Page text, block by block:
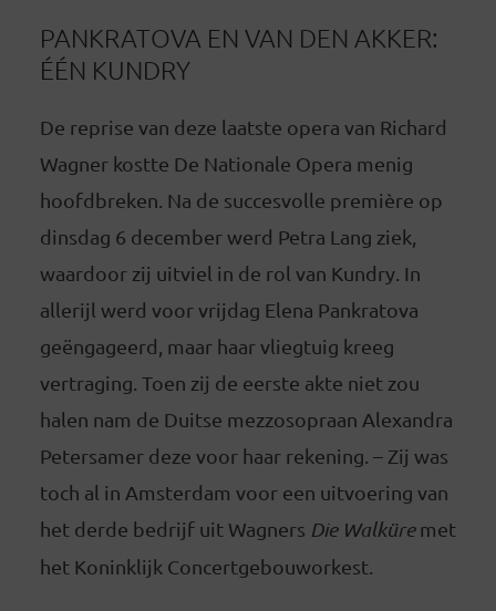
PANKRATOVA EN VAN DEN AKKER:
ÉÉN KUNDRY
De reprise van deze laatste opera van Richard
Wagner kostte De Nationale Opera menig
hoofdbreken. Na de succesvolle première op
dinsdag 6 december werd Petra Lang ziek,
waardoor zij uitviel in de rol van Kundry. In
allerijl werd voor vrijdag Elena Pankratova
geëngageerd, maar haar vliegtuig kreeg
vertraging. Toen zij de eerste akte niet zou
halen nam de Duitse mezzosopraan Alexandra
Petersamer deze voor haar rekening. – Zij was
toch al in Amsterdam voor een uitvoering van
het derde bedrijf uit Wagners Die Walküremet
het Koninklijk Concertgebouworkest.